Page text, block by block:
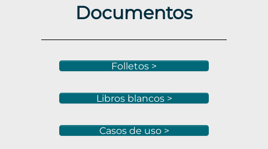
Documentos
Folletos >
Libros blancos >
Casos de uso >